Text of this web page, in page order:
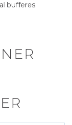
bufferes.